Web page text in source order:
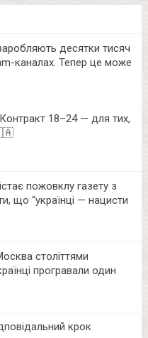
десятки тисяч
каналах. Тепер це може
18–24 — для тих,
пожовклу газету з
що “українці — нацисти
століттями
програвали один
крок